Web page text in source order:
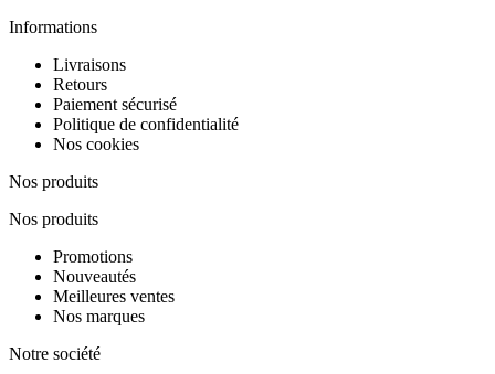
Informations
Livraisons
Retours
Paiement sécurisé
Politique de confidentialité
Nos cookies
Nos produits
Nos produits
Promotions
Nouveautés
Meilleures ventes
Nos marques
Notre société